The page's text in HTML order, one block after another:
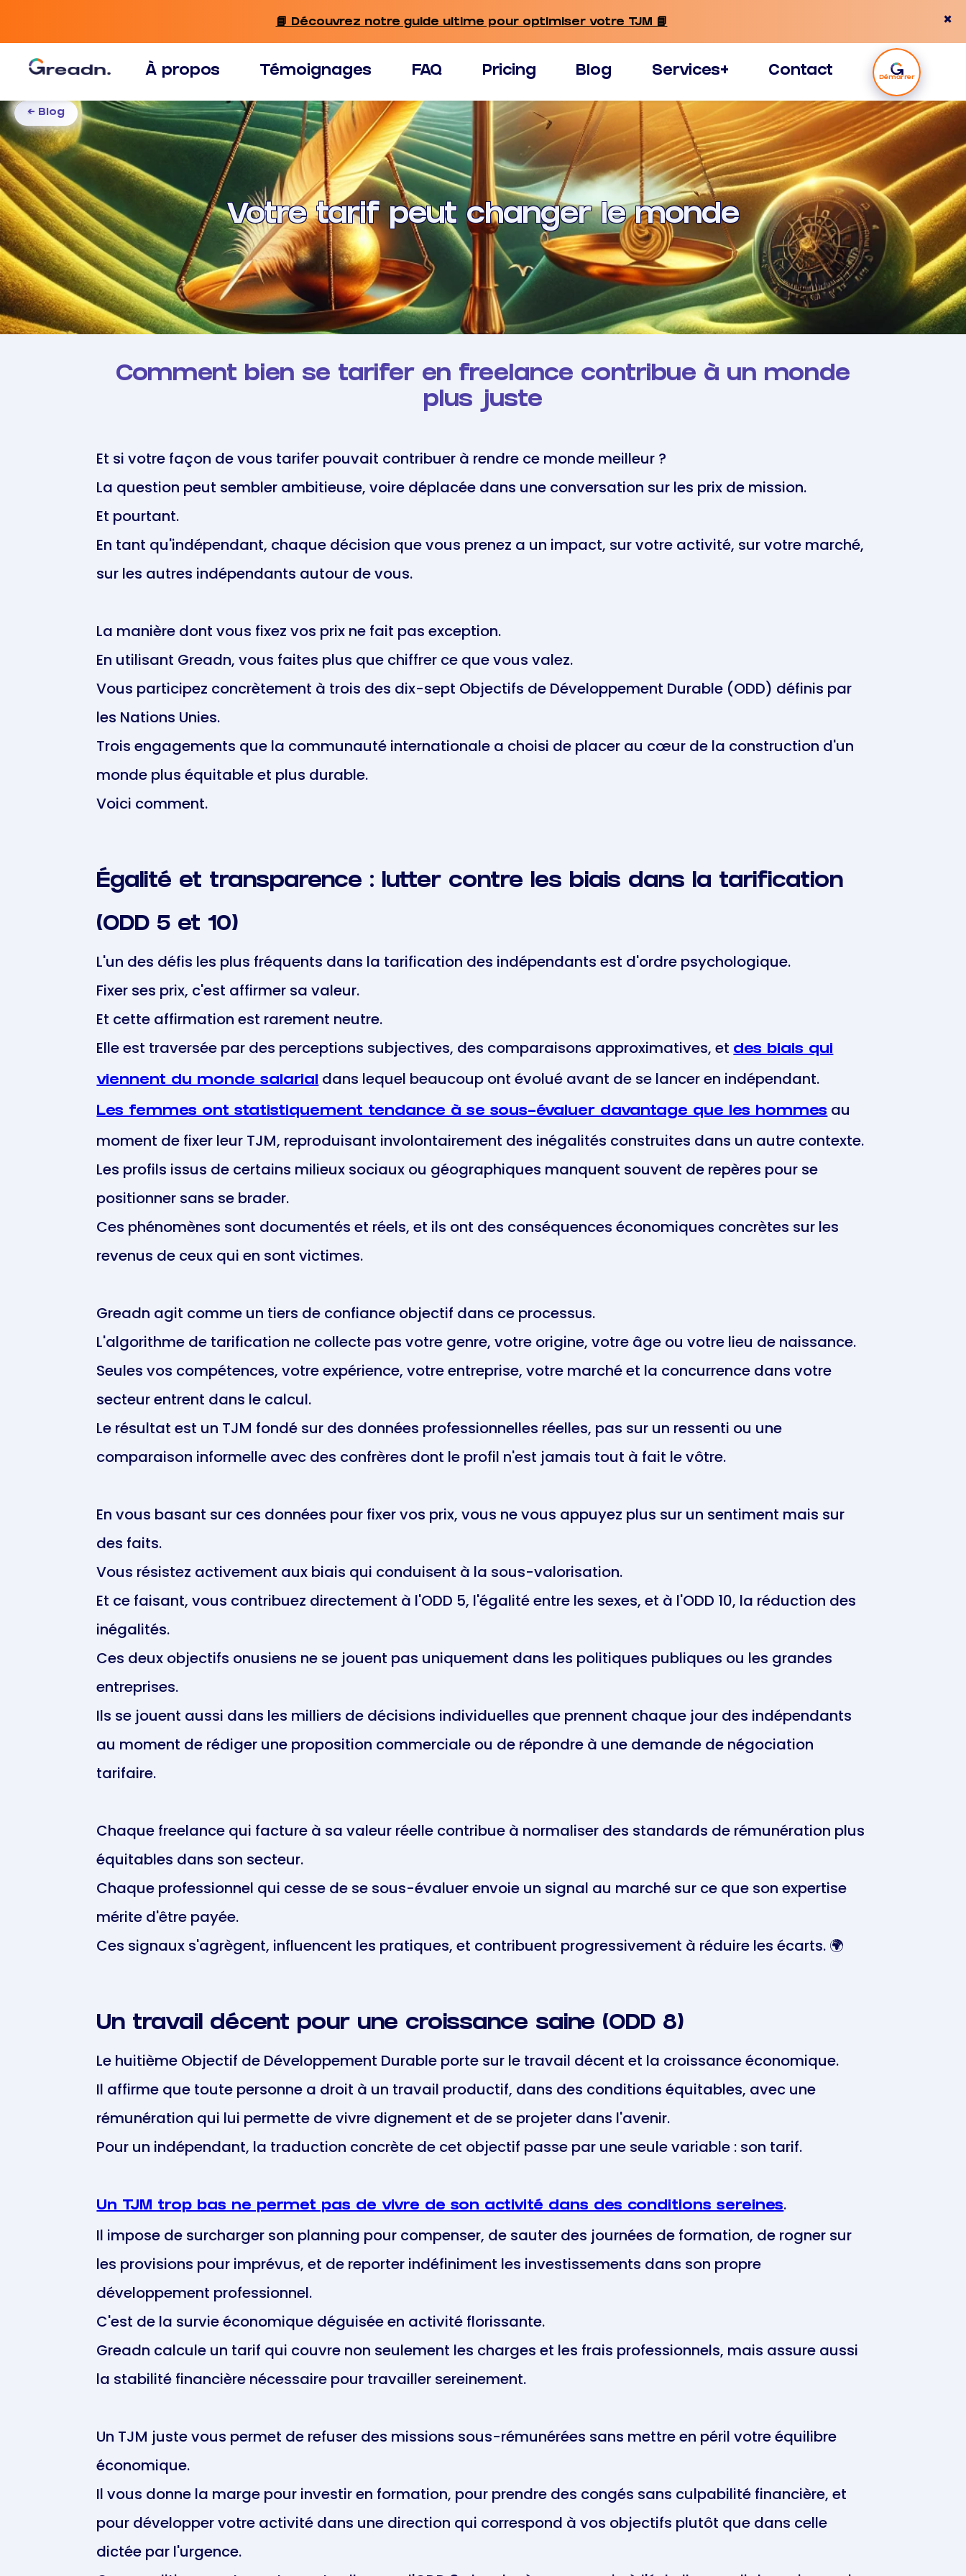
📘 Découvrez notre guide ultime pour optimiser votre TJM 📘 ×
À propos Témoignages FAQ Pricing Blog Services+ Contact Démarrer
← Blog
Votre tarif peut changer le monde
Comment bien se tarifer en freelance contribue à un monde
plus juste
Et si votre façon de vous tarifer pouvait contribuer à rendre ce monde meilleur ?
La question peut sembler ambitieuse, voire déplacée dans une conversation sur les prix de mission.
Et pourtant.
En tant qu'indépendant, chaque décision que vous prenez a un impact, sur votre activité, sur votre marché,
sur les autres indépendants autour de vous.
La manière dont vous fixez vos prix ne fait pas exception.
En utilisant Greadn, vous faites plus que chiffrer ce que vous valez.
Vous participez concrètement à trois des dix-sept Objectifs de Développement Durable (ODD) définis par
les Nations Unies.
Trois engagements que la communauté internationale a choisi de placer au cœur de la construction d'un
monde plus équitable et plus durable.
Voici comment.
Égalité et transparence : lutter contre les biais dans la tarification
(ODD 5 et 10)
L'un des défis les plus fréquents dans la tarification des indépendants est d'ordre psychologique.
Fixer ses prix, c'est affirmer sa valeur.
Et cette affirmation est rarement neutre.
Elle est traversée par des perceptions subjectives, des comparaisons approximatives, et des biais qui
viennent du monde salarial dans lequel beaucoup ont évolué avant de se lancer en indépendant.
Les femmes ont statistiquement tendance à se sous-évaluer davantage que les hommes au
moment de fixer leur TJM, reproduisant involontairement des inégalités construites dans un autre contexte.
Les profils issus de certains milieux sociaux ou géographiques manquent souvent de repères pour se
positionner sans se brader.
Ces phénomènes sont documentés et réels, et ils ont des conséquences économiques concrètes sur les
revenus de ceux qui en sont victimes.
Greadn agit comme un tiers de confiance objectif dans ce processus.
L'algorithme de tarification ne collecte pas votre genre, votre origine, votre âge ou votre lieu de naissance.
Seules vos compétences, votre expérience, votre entreprise, votre marché et la concurrence dans votre
secteur entrent dans le calcul.
Le résultat est un TJM fondé sur des données professionnelles réelles, pas sur un ressenti ou une
comparaison informelle avec des confrères dont le profil n'est jamais tout à fait le vôtre.
En vous basant sur ces données pour fixer vos prix, vous ne vous appuyez plus sur un sentiment mais sur
des faits.
Vous résistez activement aux biais qui conduisent à la sous-valorisation.
Et ce faisant, vous contribuez directement à l'ODD 5, l'égalité entre les sexes, et à l'ODD 10, la réduction des
inégalités.
Ces deux objectifs onusiens ne se jouent pas uniquement dans les politiques publiques ou les grandes
entreprises.
Ils se jouent aussi dans les milliers de décisions individuelles que prennent chaque jour des indépendants
au moment de rédiger une proposition commerciale ou de répondre à une demande de négociation
tarifaire.
Chaque freelance qui facture à sa valeur réelle contribue à normaliser des standards de rémunération plus
équitables dans son secteur.
Chaque professionnel qui cesse de se sous-évaluer envoie un signal au marché sur ce que son expertise
mérite d'être payée.
Ces signaux s'agrègent, influencent les pratiques, et contribuent progressivement à réduire les écarts. 🌍
Un travail décent pour une croissance saine (ODD 8)
Le huitième Objectif de Développement Durable porte sur le travail décent et la croissance économique.
Il affirme que toute personne a droit à un travail productif, dans des conditions équitables, avec une
rémunération qui lui permette de vivre dignement et de se projeter dans l'avenir.
Pour un indépendant, la traduction concrète de cet objectif passe par une seule variable : son tarif.
Un TJM trop bas ne permet pas de vivre de son activité dans des conditions sereines.
Il impose de surcharger son planning pour compenser, de sauter des journées de formation, de rogner sur
les provisions pour imprévus, et de reporter indéfiniment les investissements dans son propre
développement professionnel.
C'est de la survie économique déguisée en activité florissante.
Greadn calcule un tarif qui couvre non seulement les charges et les frais professionnels, mais assure aussi
la stabilité financière nécessaire pour travailler sereinement.
Un TJM juste vous permet de refuser des missions sous-rémunérées sans mettre en péril votre équilibre
économique.
Il vous donne la marge pour investir en formation, pour prendre des congés sans culpabilité financière, et
pour développer votre activité dans une direction qui correspond à vos objectifs plutôt que dans celle
dictée par l'urgence.